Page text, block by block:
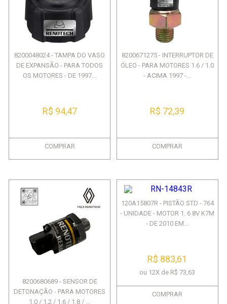
8200048024 - TAMPA DO VASO
DE EXPANSÃO - PARA TODOS
OS MOTORES - DE 1997...
R$ 94,47
COMPRAR
8200671275 - INTERRUPTOR DE
ÓLEO - PARA MOTORES 1.6 / 1.0
- ACIMA 1997 -...
R$ 72,39
COMPRAR
8200680689 - SENSOR DE
DETONAÇÃO - PARA MOTORES
1.0 / 1.2 / 1.6 / 1.8 / ...
120A15807R - PISTÃO STD - 764
- UNIDADE - MOTOR 1. 6 8V K7M
- DE 2010 EM...
R$ 883,61
ou 12X de R$ 73,63
COMPRAR